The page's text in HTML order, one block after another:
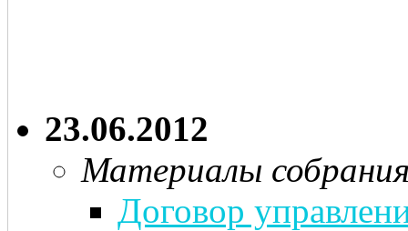
23.06.2012
Материалы
Договор